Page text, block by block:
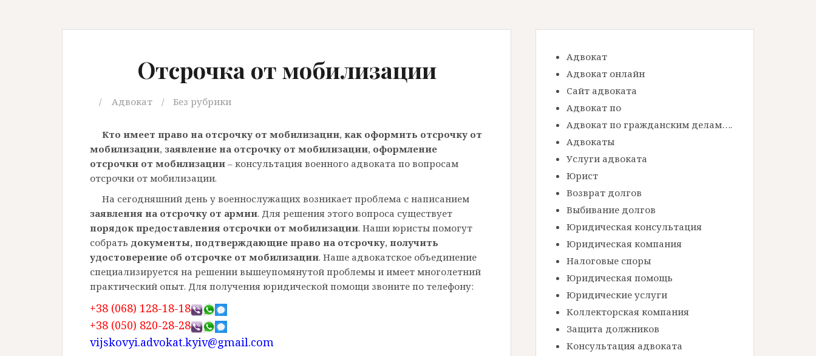
Отсрочка от мобилизации
Адвокат Без рубрики
Кто имеет право на отсрочку от мобилизации, как оформить отсрочку от
мобилизации, заявление на отсрочку от мобилизации, оформление
отсрочки от мобилизации – консультация военного адвоката по вопросам
отсрочки от мобилизации.
На сегодняшний день у военнослужащих возникает проблема с написанием
заявления на отсрочку от армии. Для решения этого вопроса существует
порядок предоставления отсрочки от мобилизации. Наши юристы помогут
собрать документы, подтверждающие право на отсрочку, получить
удостоверение об отсрочке от мобилизации. Наше адвокатское объединение
специализируется на решении вышеупомянутой проблемы и имеет многолетний
практический опыт. Для получения юридической помощи звоните по телефону:
+38 (068) 128-18-18
+38 (050) 820-28-28
vijskovyi.advokat.kyiv@gmail.com
Адвокат
Адвокат онлайн
Сайт адвоката
Адвокат по
Адвокат по гражданским делам….
Адвокаты
Услуги адвоката
Юрист
Возврат долгов
Выбивание долгов
Юридическая консультация
Юридическая компания
Налоговые споры
Юридическая помощь
Юридические услуги
Коллекторская компания
Защита должников
Консультация адвоката